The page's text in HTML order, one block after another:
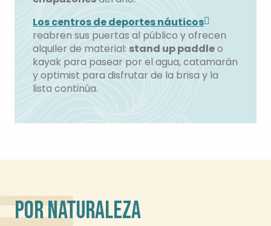
Los centros de deportes náuticos
reabren sus puertas al público y ofrecen
alquiler de material: stand up paddleo
kayak para pasear por el agua, catamarán
y optimist para disfrutar de la brisa y la
lista continúa.
POR NATURALEZA